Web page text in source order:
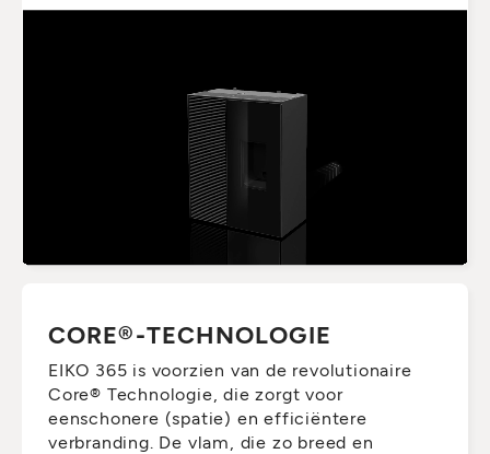
CORE®-TECHNOLOGIE
EIKO 365 is voorzien van de revolutionaire
Core® Technologie, die zorgt voor
eenschonere (spatie) en efficiëntere
verbranding. De vlam, die zo breed en